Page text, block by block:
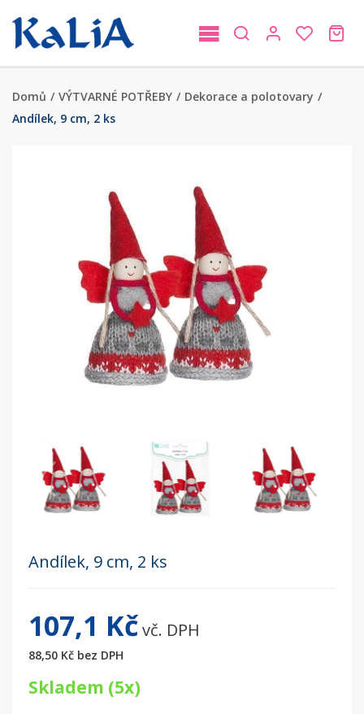
Domů / VÝTVARNÉ POTŘEBY / Dekorace a polotovary /
Andílek, 9 cm, 2 ks
Andílek, 9 cm, 2 ks
107,1 Kčvč. DPH
88,50 Kč bez DPH
Skladem (5x)